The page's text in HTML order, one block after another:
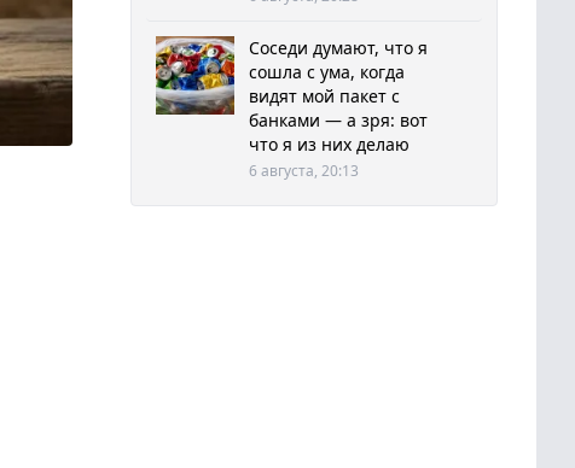
Соседи думают, что я
сошла с ума, когда
видят мой пакет с
банками — а зря: вот
что я из них делаю
6 августа, 20:13